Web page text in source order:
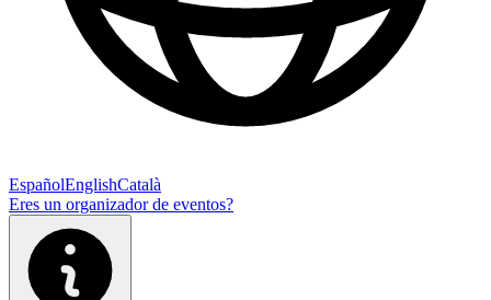
EspañolEnglishCatalà
Eres un organizador de eventos?